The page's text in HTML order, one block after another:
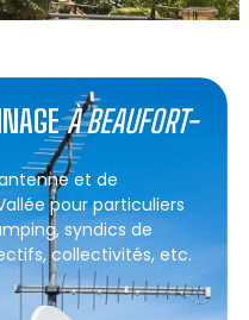
À BEAUFORT-
et de
pour particuliers
syndics de
collectivités, etc.